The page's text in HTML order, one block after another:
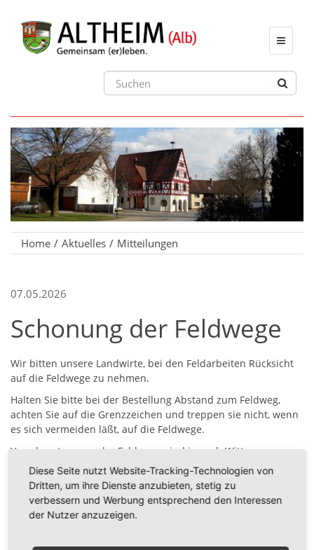
Toggle
Home Aktuelles Mitteilungen
07.05.2026
Schonung der Feldwege
Wir bitten unsere Landwirte, bei den Feldarbeiten Rücksicht
auf die Feldwege zu nehmen.
Halten Sie bitte bei der Bestellung Abstand zum Feldweg,
achten Sie auf die Grenzzeichen und treppen sie nicht, wenn
es sich vermeiden läßt, auf die Feldwege.
Verschmutzungen der Feldwege sind je nach Witterung
manchmal unumgänglich. Jeder Landwirt sollte nach
Abschluß der Arbeiten unbedingt seine von ihmverursachten
Verschmutzungenbeseitigen. Fast jeder Landwirt hat heute
ein entsprechendes Gerät dazu. Außerdem steht beim
Bauhof ein Weghobel zum Anbauen an jeden Schlepper
Diese Seite nutzt Website-Tracking-Technologien von
Dritten, um ihre Dienste anzubieten, stetig zu
verbessern und Werbung entsprechend den Interessen
der Nutzer anzuzeigen.